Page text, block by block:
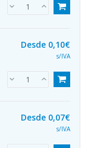
Desde 0,10€
s/IVA
Desde 0,07€
s/IVA